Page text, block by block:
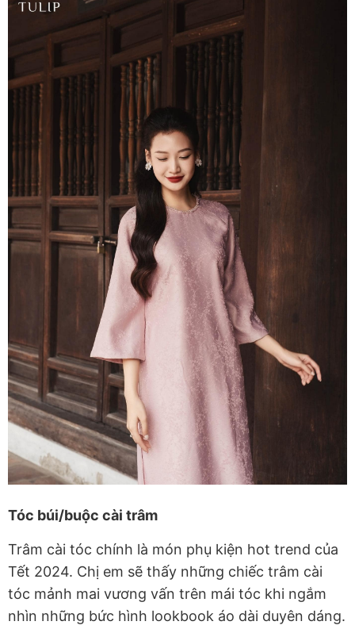
Tóc búi/buộc cài trâm
Trâm cài tóc chính là món phụ kiện hot trend của
Tết 2024. Chị em sẽ thấy những chiếc trâm cài
tóc mảnh mai vương vấn trên mái tóc khi ngắm
nhìn những bức hình lookbook áo dài duyên dáng.